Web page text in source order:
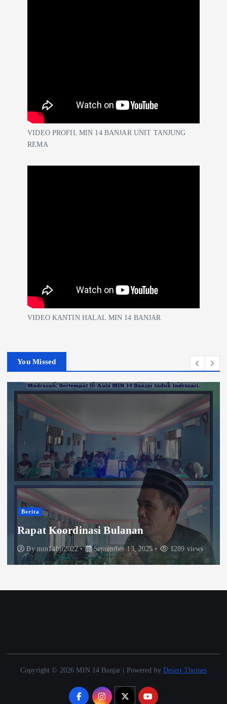
VIDEO PROFIL MIN 14 BANJAR UNIT TANJUNG
REMA
VIDEO KANTIN HALAL MIN 14 BANJAR
You Missed
Berita
Rapat Koordinasi Bulanan
By min14bjr2022 September 13, 2025 1289 views
Copyright © 2026 MIN 14 Banjar | Powered byDesert Themes